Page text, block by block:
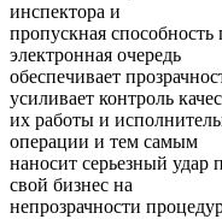
инспектора и
пропускная
электронная очередь
обеспечивает
усиливает контроль
их работы и
операции и тем самым
наносит серьезный удар
свой бизнес на
непрозрачности